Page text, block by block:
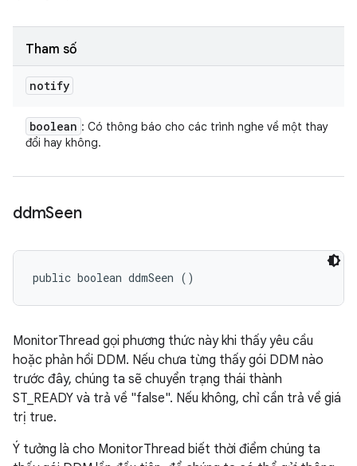
Tham số
notify
boolean : Có thông báo cho các trình nghe về một thay
đổi hay không.
ddmSeen
public boolean ddmSeen ()
MonitorThread gọi phương thức này khi thấy yêu cầu
hoặc phản hồi DDM. Nếu chưa từng thấy gói DDM nào
trước đây, chúng ta sẽ chuyển trạng thái thành
ST_READY và trả về "false". Nếu không, chỉ cần trả về giá
trị true.
Ý tưởng là cho MonitorThread biết thời điểm chúng ta